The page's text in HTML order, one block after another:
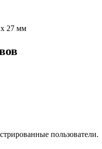
х 27 мм
пользователи.